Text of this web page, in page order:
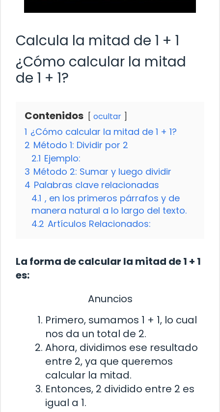
Calcula la mitad de 1 + 1
¿Cómo calcular la mitad
de 1 + 1?
Contenidos ocultar
1 ¿Cómo calcular la mitad de 1 + 1?
2 Método 1: Dividir por 2
2.1 Ejemplo:
3 Método 2: Sumar y luego dividir
4 Palabras clave relacionadas
4.1 , en los primeros párrafos y de
manera natural a lo largo del texto.
4.2 Artículos Relacionados:
La forma de calcular la mitad de 1 + 1
es:
Anuncios
Primero, sumamos 1 + 1, lo cual
nos da un total de 2.
Ahora, dividimos ese resultado
entre 2, ya que queremos
calcular la mitad.
Entonces, 2 dividido entre 2 es
igual a 1.